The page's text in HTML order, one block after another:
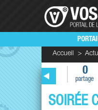
Accueil
0
partage
SOIRÉE